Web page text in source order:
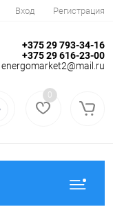
Вход Регистрация
+375 29 793-34-16
+375 29 616-23-00
energomarket2@mail.ru
0